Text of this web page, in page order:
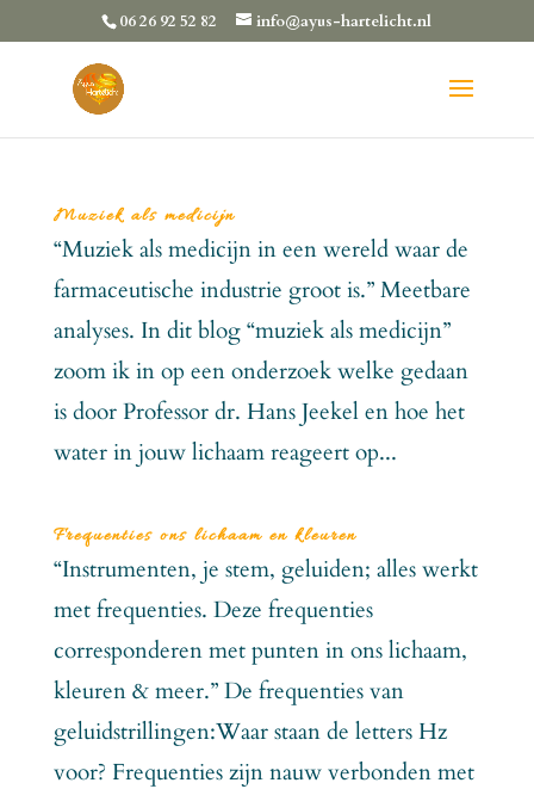
06 26 92 52 82 info@ayus-hartelicht.nl
Muziek als medicijn
“Muziek als medicijn in een wereld waar de
farmaceutische industrie groot is.” Meetbare
analyses. In dit blog “muziek als medicijn”
zoom ik in op een onderzoek welke gedaan
is door Professor dr. Hans Jeekel en hoe het
water in jouw lichaam reageert op...
Frequenties ons lichaam en kleuren
“Instrumenten, je stem, geluiden; alles werkt
met frequenties. Deze frequenties
corresponderen met punten in ons lichaam,
kleuren & meer.” De frequenties van
geluidstrillingen:Waar staan de letters Hz
voor? Frequenties zijn nauw verbonden met